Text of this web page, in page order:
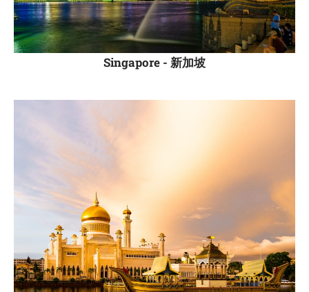
Singapore - 新加坡